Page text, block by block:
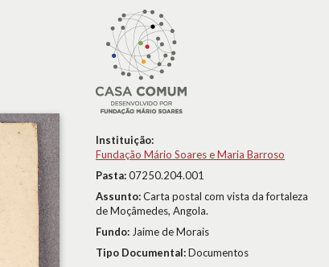
Instituição:
Fundação Mário Soares e Maria Barroso
Pasta:07250.204.001
Assunto:Carta postal com vista da fortaleza
de Moçâmedes, Angola.
Fundo: Jaime de Morais
Tipo Documental:Documentos